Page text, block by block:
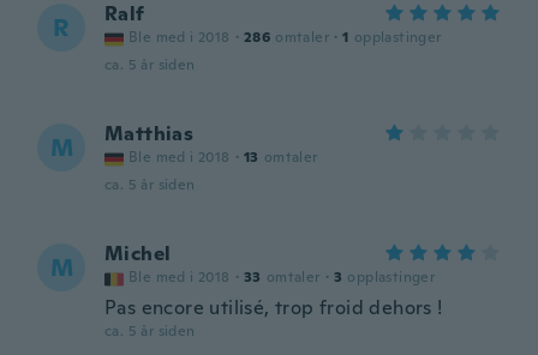
R Ralf
Ble med i 2018 · 286 omtaler · 1 opplastinger
ca. 5 år siden
M Matthias
Ble med i 2018 · 13 omtaler
ca. 5 år siden
M Michel
Ble med i 2018 · 33 omtaler · 3 opplastinger
Pas encore utilisé, trop froid dehors !
ca. 5 år siden